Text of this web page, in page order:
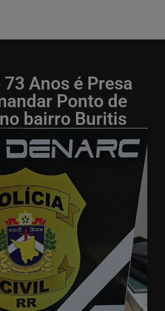
Anos é Presa
Ponto de
bairro Buritis